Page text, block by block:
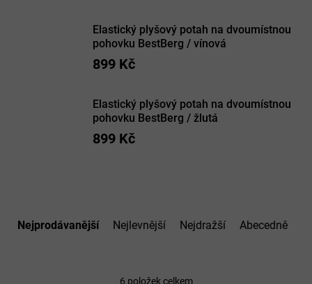
Elastický plyšový potah na dvoumístnou
pohovku BestBerg / vínová
899 Kč
Elastický plyšový potah na dvoumístnou
pohovku BestBerg / žlutá
899 Kč
Nejprodávanější Nejlevnější Nejdražší Abecedně
6 položek celkem